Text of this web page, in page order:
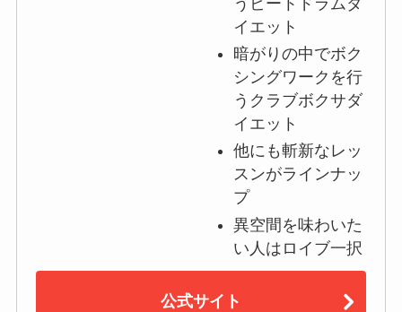
イエット
暗がりの中でボク
シングワークを行
うクラブボクサダ
イエット
他にも斬新なレッ
スンがラインナッ
プ
異空間を味わいた
い人はロイブ一択
公式サイト